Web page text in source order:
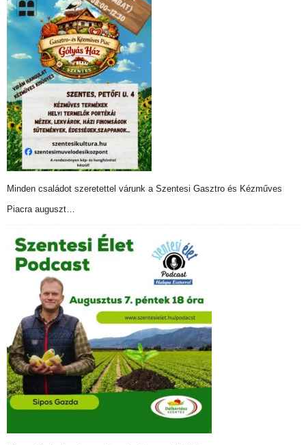
Minden családot szeretettel várunk a Szentesi Gasztro és Kézműves
Piacra auguszt…